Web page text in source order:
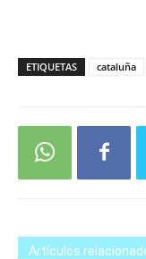
ETIQUETAS cataluña
Artículos